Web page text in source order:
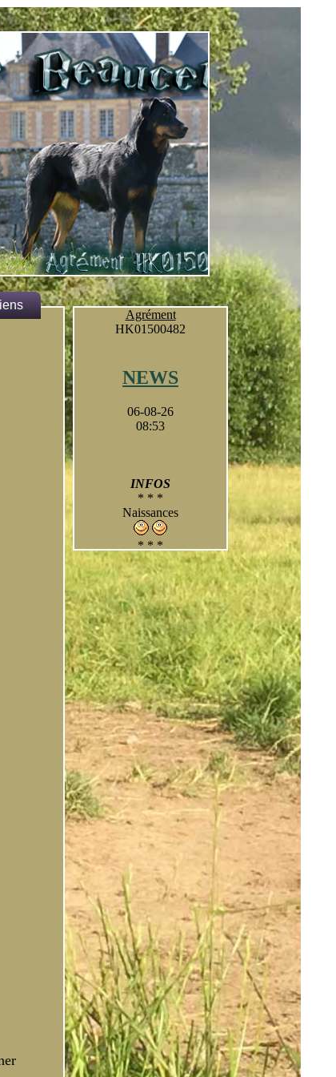
Agrément
HK01500482
NEWS
06-08-26
08:53
* * *
Naissances
* * *
A suivre
- photos
- résultats
- portée 2023
* * *